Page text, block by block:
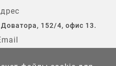
152/4, офис 13.